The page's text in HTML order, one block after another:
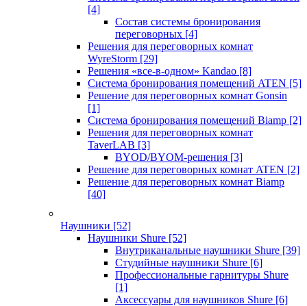
[4]
Состав системы бронирования
переговорных [4]
Решения для переговорных комнат
WyreStorm [29]
Решения «все-в-одном» Kandao [8]
Система бронирования помещений ATEN [5]
Решение для переговорных комнат Gonsin
[1]
Система бронирования помещений Biamp [2]
Решения для переговорных комнат
TaverLAB [3]
BYOD/BYOM-решения [3]
Решение для переговорных комнат ATEN [2]
Решение для переговорных комнат Biamp
[40]
Наушники [52]
Наушники Shure [52]
Внутриканальные наушники Shure [39]
Студийные наушники Shure [6]
Профессиональные гарнитуры Shure
[1]
Аксессуары для наушников Shure [6]